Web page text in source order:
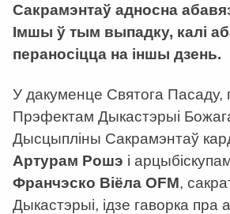
Сакрамэнтаў адносна
Імшы ў тым выпадку, калі
пераносіцца на іншы дзень.
У дакуменце Святога Пасаду,
Прэфектам Дыкастэрыі
Дысцыпліны Сакрамэнтаў
Артурам Рошэ і
Франчэско Віёла OFM,
Дыкастэрыі, ідзе гаворка пра